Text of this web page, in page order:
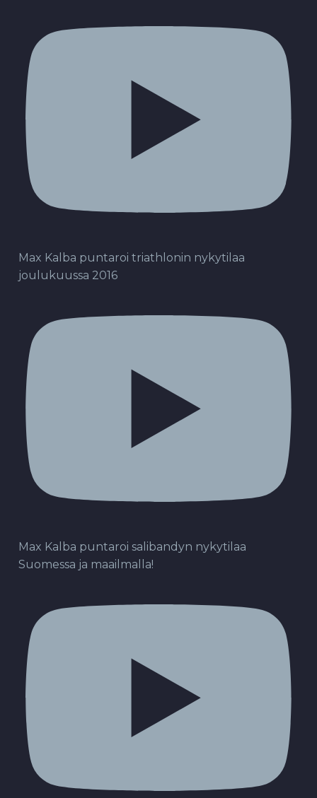
Max Kalba puntaroi triathlonin nykytilaa
joulukuussa 2016
Max Kalba puntaroi salibandyn nykytilaa
Suomessa ja maailmalla!